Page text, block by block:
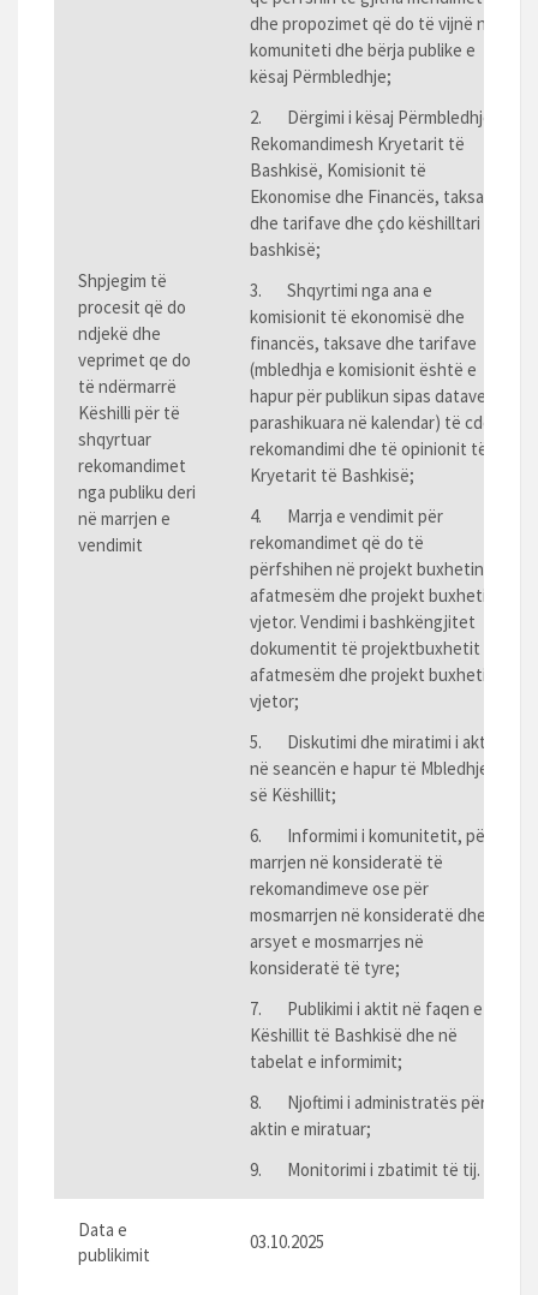
Shpjegim të
procesit që do
ndjekë dhe
veprimet qe do
të ndërmarrë
Këshilli për të
shqyrtuar
rekomandimet
nga publiku deri
në marrjen e
vendimit
dhe propozimet që do të vijnë nga
komuniteti dhe bërja publike e
kësaj Përmbledhje;
2. Dërgimi i kësaj Përmbledhje
Rekomandimesh Kryetarit të
Bashkisë, Komisionit të
Ekonomise dhe Financës, taksave
dhe tarifave dhe çdo këshilltari të
bashkisë;
3. Shqyrtimi nga ana e
komisionit të ekonomisë dhe
financës, taksave dhe tarifave
(mbledhja e komisionit është e
hapur për publikun sipas datave të
parashikuara në kalendar) të cdo
rekomandimi dhe të opinionit të
Kryetarit të Bashkisë;
4. Marrja e vendimit për
rekomandimet që do të
përfshihen në projekt buxhetin
afatmesëm dhe projekt buxhetin
vjetor. Vendimi i bashkëngjitet
dokumentit të projektbuxhetit
afatmesëm dhe projekt buxhetit
vjetor;
5. Diskutimi dhe miratimi i aktit
në seancën e hapur të Mbledhjes
së Këshillit;
6. Informimi i komunitetit, për
marrjen në konsideratë të
rekomandimeve ose për
mosmarrjen në konsideratë dhe
arsyet e mosmarrjes në
konsideratë të tyre;
7. Publikimi i aktit në faqen e
Këshillit të Bashkisë dhe në
tabelat e informimit;
8. Njoftimi i administratës për
aktin e miratuar;
9. Monitorimi i zbatimit të tij.
Data e
publikimit
03.10.2025